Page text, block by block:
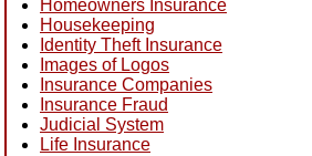
Homeowners Insurance
Housekeeping
Identity Theft Insurance
Images of Logos
Insurance Companies
Insurance Fraud
Judicial System
Life Insurance